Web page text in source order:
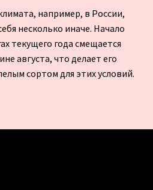
например, в России,
несколько иначе. Начало
текущего года смещается
августа, что делает его
сортом для этих условий.